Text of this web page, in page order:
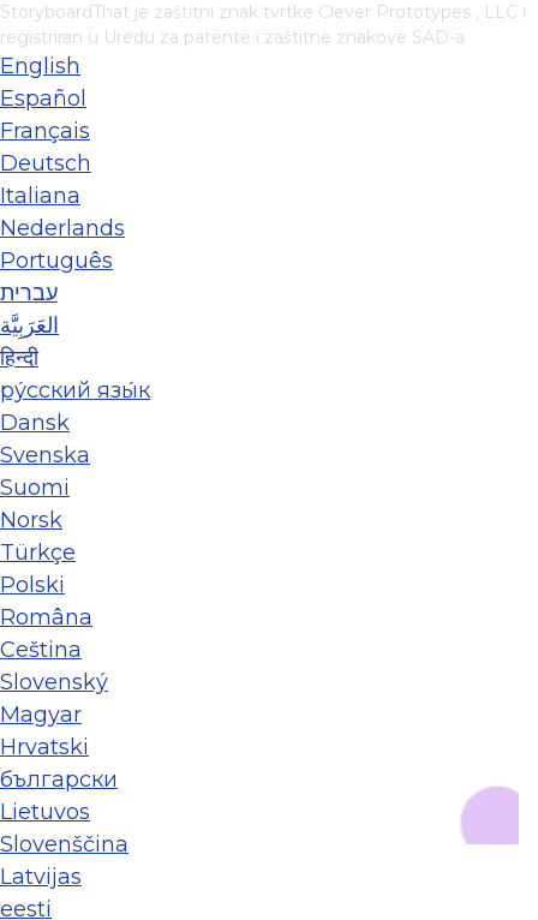
StoryboardThat je zaštitni znak tvrtke Clever Prototypes , LLC i
registriran u Uredu za patente i zaštitne znakove SAD-a
English
Español
Français
Deutsch
Italiana
Nederlands
Português
עברית
العَرَبِيَّة
हिन्दी
ру́сский язы́к
Dansk
Svenska
Suomi
Norsk
Türkçe
Polski
Româna
Ceština
Slovenský
Magyar
Hrvatski
български
Lietuvos
Slovenščina
Latvijas
eesti